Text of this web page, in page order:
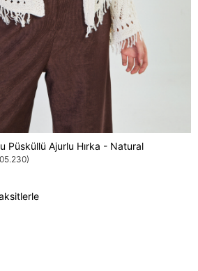
Püsküllü Ajurlu Hırka - Natural